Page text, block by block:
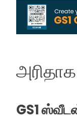
GS1